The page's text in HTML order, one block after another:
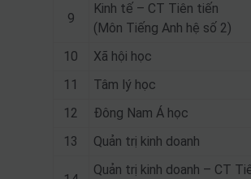
9
Kinh tế – CT Tiên tiến
(Môn Tiếng Anh hệ số 2)
10 Xã hội học
11
Tâm lý học
12
Đông Nam Á học
13
Quản trị kinh doanh
Quản trị kinh doanh – CT